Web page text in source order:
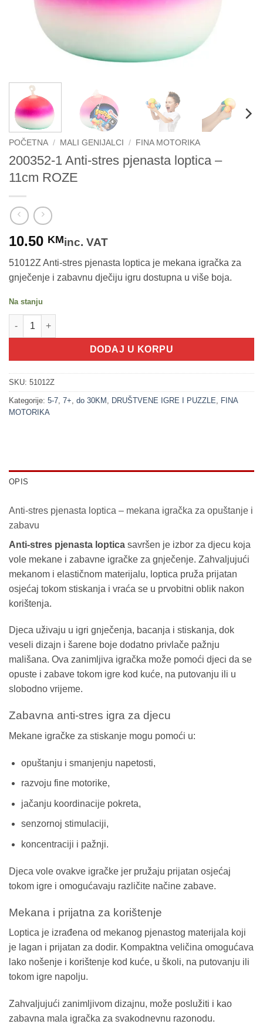
POČETNA / MALI GENIJALCI / FINA MOTORIKA
200352-1 Anti-stres pjenasta loptica –
11cm ROZE
10.50 KMinc. VAT
51012Z Anti-stres pjenasta loptica je mekana igračka za
gnječenje i zabavnu dječiju igru dostupna u više boja.
Na stanju
200352-1 Anti-stres pjenasta loptica - 11cm ROZE količina
DODAJ U KORPU
SKU: 51012Z
Kategorije: 5-7 7+ do 30KM DRUŠTVENE IGRE I PUZZLE
FINA
MOTORIKA
OPIS
Anti-stres pjenasta loptica – mekana igračka za opuštanje i
zabavu
Anti-stres pjenasta loptica savršen je izbor za djecu koja
vole mekane i zabavne igračke za gnječenje. Zahvaljujući
mekanom i elastičnom materijalu, loptica pruža prijatan
osjećaj tokom stiskanja i vraća se u prvobitni oblik nakon
korištenja.
Djeca uživaju u igri gnječenja, bacanja i stiskanja, dok
veseli dizajn i šarene boje dodatno privlače pažnju
mališana. Ova zanimljiva igračka može pomoći djeci da se
opuste i zabave tokom igre kod kuće, na putovanju ili u
slobodno vrijeme.
Zabavna anti-stres igra za djecu
Mekane igračke za stiskanje mogu pomoći u:
opuštanju i smanjenju napetosti,
razvoju fine motorike,
jačanju koordinacije pokreta,
senzornoj stimulaciji,
koncentraciji i pažnji.
Djeca vole ovakve igračke jer pružaju prijatan osjećaj
tokom igre i omogućavaju različite načine zabave.
Mekana i prijatna za korištenje
Loptica je izrađena od mekanog pjenastog materijala koji
je lagan i prijatan za dodir. Kompaktna veličina omogućava
lako nošenje i korištenje kod kuće, u školi, na putovanju ili
tokom igre napolju.
Zahvaljujući zanimljivom dizajnu, može poslužiti i kao
zabavna mala igračka za svakodnevnu razonodu.